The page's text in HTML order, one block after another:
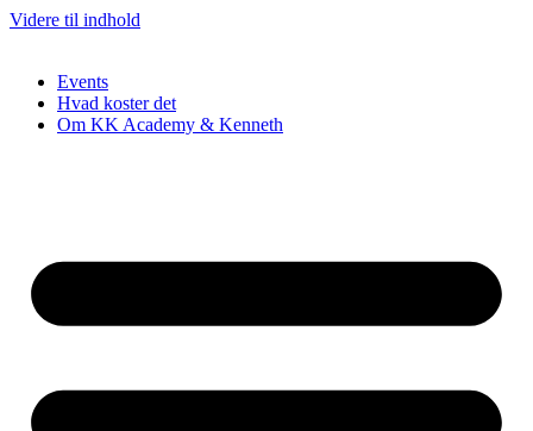
Videre til indhold
Events
Hvad koster det
Om KK Academy & Kenneth